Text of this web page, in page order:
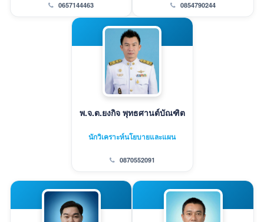
0657144463 0854790244
พ.จ.ต.ยงกิจ พุทธศานต์บัณฑิต
นักวิเคราะห์นโยบายและแผน
0870552091